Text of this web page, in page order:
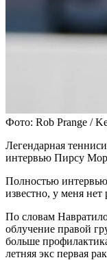
Фото: Rob Prange /
Легендарная
интервью Пирсу
Полностью
известно, у меня
По словам
облучение правой
больше
летняя экс первая